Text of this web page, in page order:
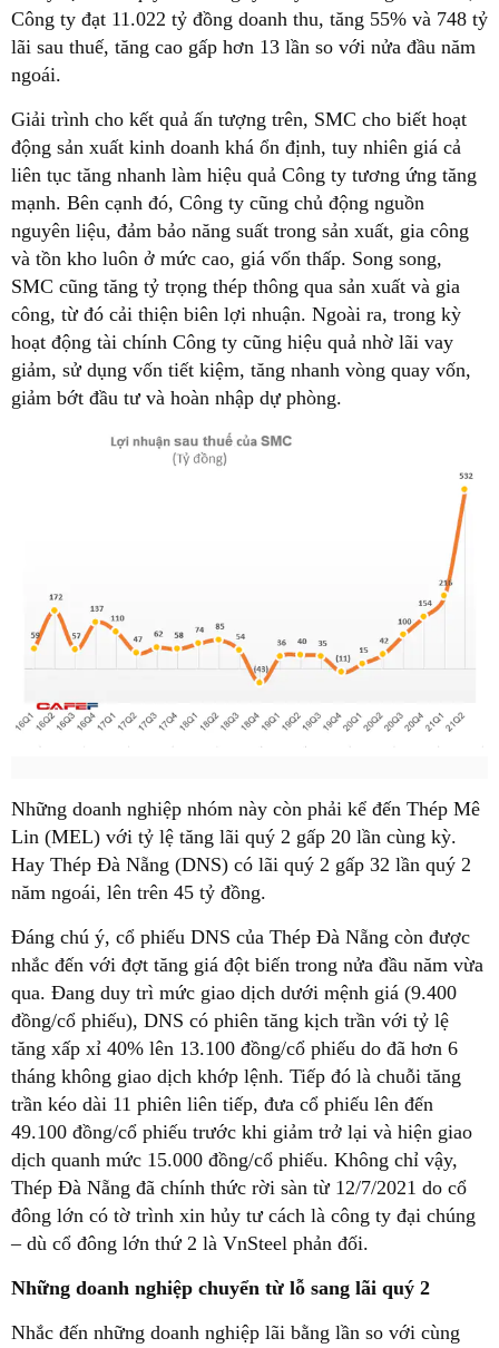
Công ty đạt 11.022 tỷ đồng doanh thu, tăng 55% và 748 tỷ
lãi sau thuế, tăng cao gấp hơn 13 lần so với nửa đầu năm
ngoái.
Giải trình cho kết quả ấn tượng trên, SMC cho biết hoạt
động sản xuất kinh doanh khá ổn định, tuy nhiên giá cả
liên tục tăng nhanh làm hiệu quả Công ty tương ứng tăng
mạnh. Bên cạnh đó, Công ty cũng chủ động nguồn
nguyên liệu, đảm bảo năng suất trong sản xuất, gia công
và tồn kho luôn ở mức cao, giá vốn thấp. Song song,
SMC cũng tăng tỷ trọng thép thông qua sản xuất và gia
công, từ đó cải thiện biên lợi nhuận. Ngoài ra, trong kỳ
hoạt động tài chính Công ty cũng hiệu quả nhờ lãi vay
giảm, sử dụng vốn tiết kiệm, tăng nhanh vòng quay vốn,
giảm bớt đầu tư và hoàn nhập dự phòng.
Những doanh nghiệp nhóm này còn phải kể đến Thép Mê
Lin (MEL) với tỷ lệ tăng lãi quý 2 gấp 20 lần cùng kỳ.
Hay Thép Đà Nẵng (DNS) có lãi quý 2 gấp 32 lần quý 2
năm ngoái, lên trên 45 tỷ đồng.
Đáng chú ý, cổ phiếu DNS của Thép Đà Nẵng còn được
nhắc đến với đợt tăng giá đột biến trong nửa đầu năm vừa
qua. Đang duy trì mức giao dịch dưới mệnh giá (9.400
đồng/cổ phiếu), DNS có phiên tăng kịch trần với tỷ lệ
tăng xấp xỉ 40% lên 13.100 đồng/cổ phiếu do đã hơn 6
tháng không giao dịch khớp lệnh. Tiếp đó là chuỗi tăng
trần kéo dài 11 phiên liên tiếp, đưa cổ phiếu lên đến
49.100 đồng/cổ phiếu trước khi giảm trở lại và hiện giao
dịch quanh mức 15.000 đồng/cổ phiếu. Không chỉ vậy,
Thép Đà Nẵng đã chính thức rời sàn từ 12/7/2021 do cổ
đông lớn có tờ trình xin hủy tư cách là công ty đại chúng
– dù cổ đông lớn thứ 2 là VnSteel phản đối.
Những doanh nghiệp chuyển từ lỗ sang lãi quý 2
Nhắc đến những doanh nghiệp lãi bằng lần so với cùng